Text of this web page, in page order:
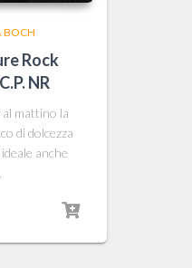
BOCH
Rock
NR
al mattino la
di dolcezza
anche